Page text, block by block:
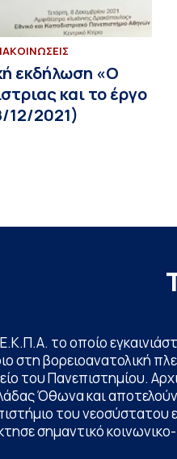
εκδήλωση «Ο
και το έργο
12/2021)
το οποίο
στη βορειοανατολική
του Πανεπιστημίου.
Όθωνα και
του νεοσύστατου
σημαντικό